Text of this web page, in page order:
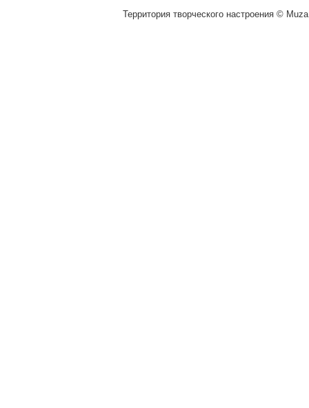
Территория творческого настроения ©